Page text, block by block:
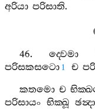
අරියා පරිසාති.
46.ද‍්වෙමා
පරිසකසටො 1 ච
කතමො ච
පරිසායං භික‍්ඛූ